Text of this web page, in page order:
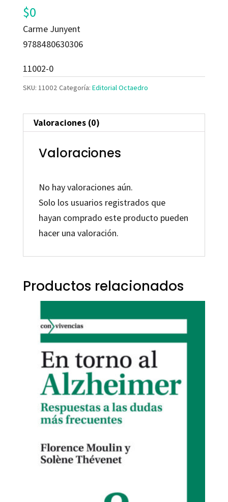
$0
Carme Junyent
9788480630306
11002-0
SKU: 11002 Categoría: Editorial Octaedro
Valoraciones (0)
Valoraciones
No hay valoraciones aún.
Solo los usuarios registrados que
hayan comprado este producto pueden
hacer una valoración.
Productos relacionados